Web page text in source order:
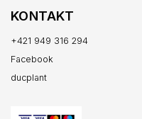
KONTAKT
+421 949 316 294
Facebook
ducplant